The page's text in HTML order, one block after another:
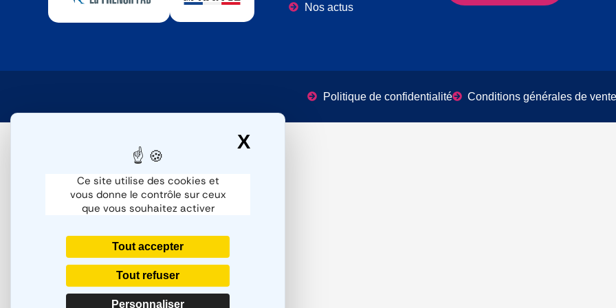
Ce site utilise des cookies et
vous donne le contrôle sur ceux
que vous souhaitez activer
Tout accepter
Tout refuser
Personnaliser
X
Nos actus
Politique de confidentialité Conditions générales de vente